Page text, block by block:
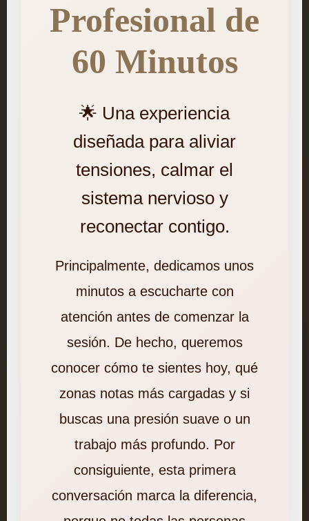
Profesional de
60 Minutos
🌟 Una experiencia
diseñada para aliviar
tensiones, calmar el
sistema nervioso y
reconectar contigo.
Principalmente, dedicamos unos
minutos a escucharte con
atención antes de comenzar la
sesión. De hecho, queremos
conocer cómo te sientes hoy, qué
zonas notas más cargadas y si
buscas una presión suave o un
trabajo más profundo. Por
consiguiente, esta primera
conversación marca la diferencia,